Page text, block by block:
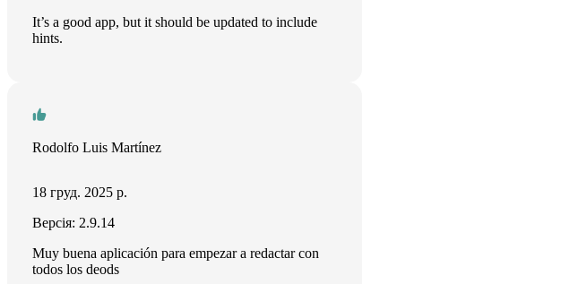
It’s a good app, but it should be updated to include
hints.
Rodolfo Luis Martínez
18 груд. 2025 р.
Версія: 2.9.14
Muy buena aplicación para empezar a redactar con
todos los deods